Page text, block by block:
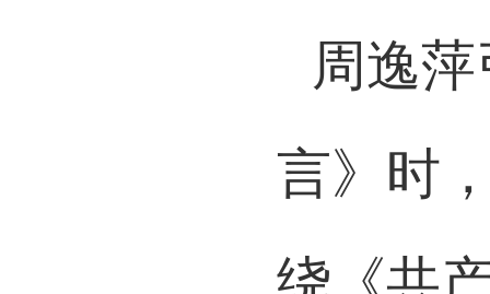
周逸
言》时